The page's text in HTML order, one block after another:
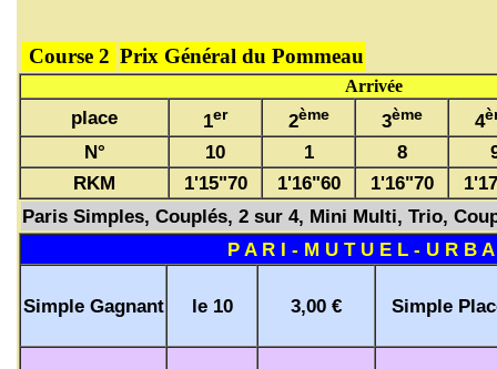
Course 2 Prix Général du Pommeau
Arrivée
place 1er 2ème 3ème 4
N° 10 1 8
RKM
1'15"70 1'16"60 1'16"70
Paris Simples, Couplés, 2 sur 4, Mini Multi, Trio,
P A R I - M U T U E L - U R B
Simple Gagnant le 10 3,00 € Simple